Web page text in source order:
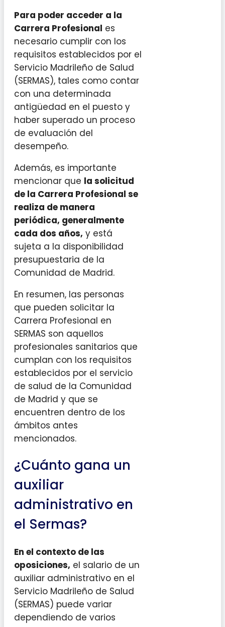
Para poder acceder a la
Carrera Profesional es
necesario cumplir con los
requisitos establecidos por el
Servicio Madrileño de Salud
(SERMAS), tales como contar
con una determinada
antigüedad en el puesto y
haber superado un proceso
de evaluación del
desempeño.
Además, es importante
mencionar que la solicitud
de la Carrera Profesional se
realiza de manera
periódica, generalmente
cada dos años, y está
sujeta a la disponibilidad
presupuestaria de la
Comunidad de Madrid.
En resumen, las personas
que pueden solicitar la
Carrera Profesional en
SERMAS son aquellos
profesionales sanitarios que
cumplan con los requisitos
establecidos por el servicio
de salud de la Comunidad
de Madrid y que se
encuentren dentro de los
ámbitos antes
mencionados.
¿Cuánto gana un
auxiliar
administrativo en
el Sermas?
En el contexto de las
oposiciones, el salario de un
auxiliar administrativo en el
Servicio Madrileño de Salud
(SERMAS) puede variar
dependiendo de varios